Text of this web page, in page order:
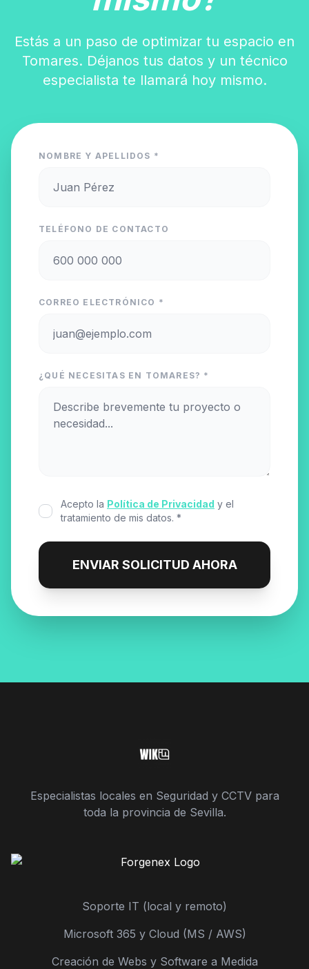
Estás a un paso de optimizar tu espacio en
Tomares. Déjanos tus datos y un técnico
especialista te llamará hoy mismo.
NOMBRE Y APELLIDOS *
TELÉFONO DE CONTACTO
CORREO ELECTRÓNICO *
¿QUÉ NECESITAS EN TOMARES? *
Acepto la Política de Privacidad y el
tratamiento de mis datos. *
ENVIAR SOLICITUD AHORA
Especialistas locales en Seguridad y CCTV para
toda la provincia de Sevilla.
Soporte IT (local y remoto)
Microsoft 365 y Cloud (MS / AWS)
Creación de Webs y Software a Medida